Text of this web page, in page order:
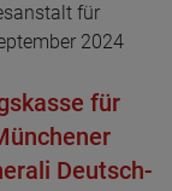
für
2024
für
Deutsch­